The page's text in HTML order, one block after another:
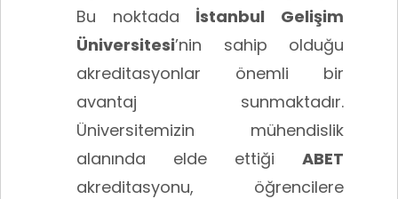
Bu noktada İstanbul Gelişim
Üniversitesi’nin sahip olduğu
akreditasyonlar önemli bir
avantaj sunmaktadır.
Üniversitemizin mühendislik
alanında elde ettiği ABET
akreditasyonu, öğrencilere